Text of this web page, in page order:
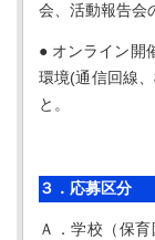
会、活動報告会
● オンライン開
環境(通信回線
と。
３．応募区分
Ａ．学校（保